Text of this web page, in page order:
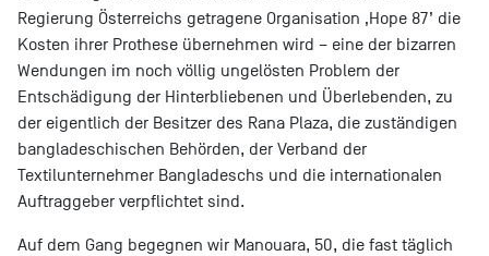
Regierung Österreichs getragene Organisation ‚Hope 87’ die
Kosten ihrer Prothese übernehmen wird – eine der bizarren
Wendungen im noch völlig ungelösten Problem der
Entschädigung der Hinterbliebenen und Überlebenden, zu
der eigentlich der Besitzer des Rana Plaza, die zuständigen
bangladeschischen Behörden, der Verband der
Textilunternehmer Bangladeschs und die internationalen
Auftraggeber verpflichtet sind.
Auf dem Gang begegnen wir Manouara, 50, die fast täglich